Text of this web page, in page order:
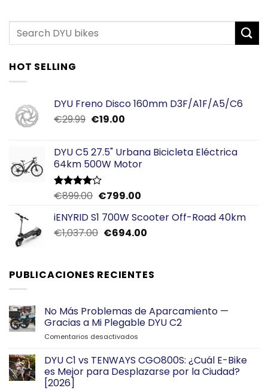
HOT SELLING
DYU Freno Disco 160mm D3F/A1F/A5/C6
€29.99 El
era:
€29.99.
€19.00El
es:
€19.00.
DYU C5 27.5" Urbana Bicicleta Eléctrica
64km 500W Motor
Valorado
de 5
€899.00 El
original
era:
€799.00El
actual
es:
iENYRID S1 700W Scooter Off-Road 40km
€1,037.00 El
era:
€1,037.00.
€694.00El
es:
€694.00.
PUBLICACIONES RECIENTES
No Más Problemas de Aparcamiento —
Gracias a Mi Plegable DYU C2
Comentarios desactivados
Más
Problemas
de
DYU C1 vs TENWAYS CGO800S: ¿Cuál E-Bike
es Mejor para Desplazarse por la Ciudad?
[2026]